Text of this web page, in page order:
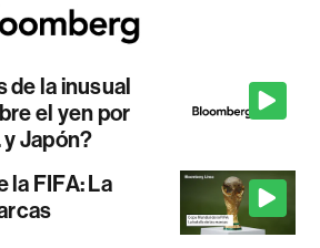
de la inusual
el yen por
y Japón?
la FIFA: La